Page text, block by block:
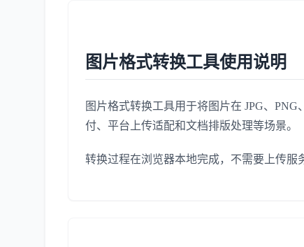
图片格式转换工具使用说明
图片格式转换工具用于将图片在 JPG、
付、平台上传适配和文档排版处理等场景。
转换过程在浏览器本地完成，不需要上传服